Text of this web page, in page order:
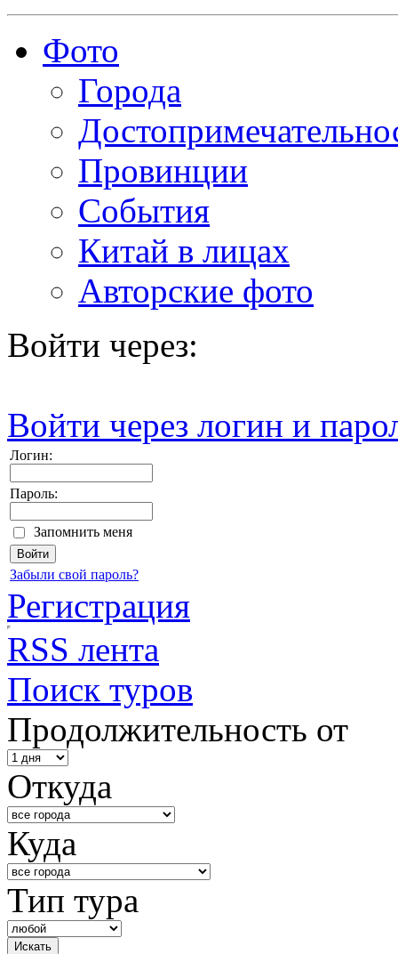
Фото
Города
Провинции
События
Китай в лицах
Авторские фото
Войти через:
Войти через логин и
Логин:
Пароль:
Запомнить меня
Забыли свой пароль?
Регистрация
RSS лента
Поиск туров
Продолжительность от
Откуда
Куда
Тип тура